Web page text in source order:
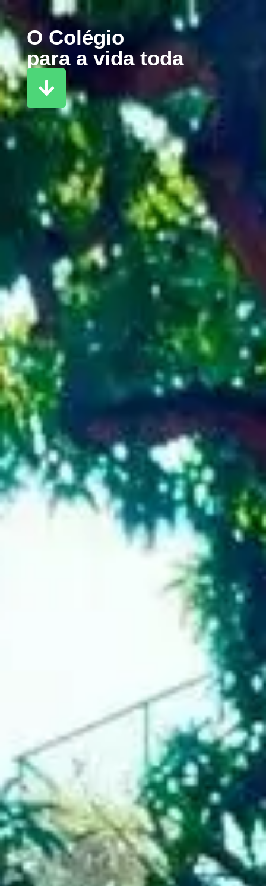
O Colégio
para a vida toda